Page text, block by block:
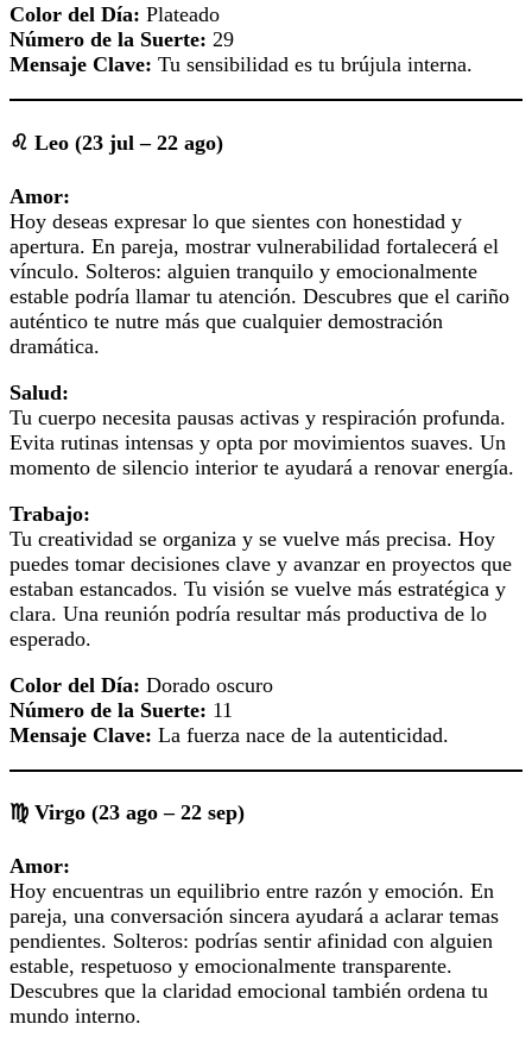
Color del Día: Plateado
Número de la Suerte: 29
Mensaje Clave: Tu sensibilidad es tu brújula interna.
♌ Leo (23 jul – 22 ago)
Amor:
Hoy deseas expresar lo que sientes con honestidad y
apertura. En pareja, mostrar vulnerabilidad fortalecerá el
vínculo. Solteros: alguien tranquilo y emocionalmente
estable podría llamar tu atención. Descubres que el cariño
auténtico te nutre más que cualquier demostración
dramática.
Salud:
Tu cuerpo necesita pausas activas y respiración profunda.
Evita rutinas intensas y opta por movimientos suaves. Un
momento de silencio interior te ayudará a renovar energía.
Trabajo:
Tu creatividad se organiza y se vuelve más precisa. Hoy
puedes tomar decisiones clave y avanzar en proyectos que
estaban estancados. Tu visión se vuelve más estratégica y
clara. Una reunión podría resultar más productiva de lo
esperado.
Color del Día: Dorado oscuro
Número de la Suerte: 11
Mensaje Clave: La fuerza nace de la autenticidad.
♍ Virgo (23 ago – 22 sep)
Amor:
Hoy encuentras un equilibrio entre razón y emoción. En
pareja, una conversación sincera ayudará a aclarar temas
pendientes. Solteros: podrías sentir afinidad con alguien
estable, respetuoso y emocionalmente transparente.
Descubres que la claridad emocional también ordena tu
mundo interno.